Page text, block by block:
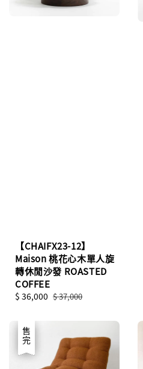
【CHAIFX23-12】
Maison 桃花心木單人旋
轉休閒沙發 ROASTED
COFFEE
Sale
$ 36,000 Regular
$ 37,000
優惠
售完